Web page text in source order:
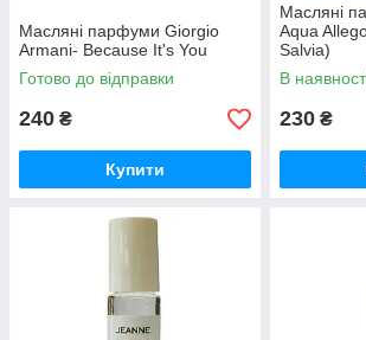
Масляні парфуми Giorgio
Armani- Because It's You
Готово до відправки
240 ₴
Купити
Масляні
Aqua
Salvia)
В
230 ₴